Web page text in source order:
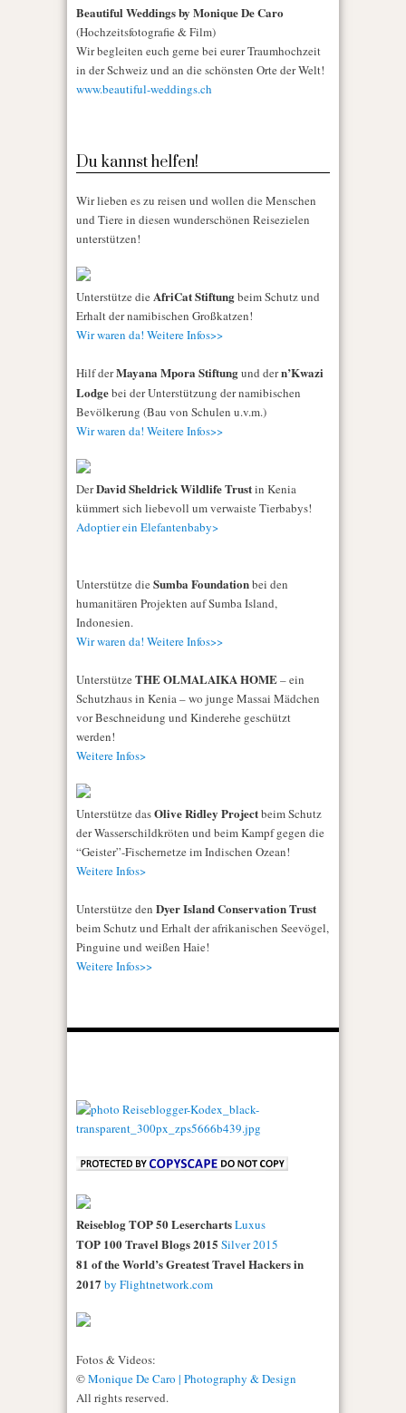
Beautiful Weddings by Monique De Caro
(Hochzeitsfotografie & Film)
Wir begleiten euch gerne bei eurer Traumhochzeit
in der Schweiz und an die schönsten Orte der Welt!
www.beautiful-weddings.ch
Du kannst helfen!
Wir lieben es zu reisen und wollen die Menschen
und Tiere in diesen wunderschönen Reisezielen
unterstützen!
Unterstütze die AfriCat Stiftungbeim Schutz und
Erhalt der namibischen Großkatzen!
Wir waren da! Weitere Infos>>
Hilf derMayana Mpora Stiftungund dern’Kwazi
Lodgebei der Unterstützung der namibischen
Bevölkerung (Bau von Schulen u.v.m.)
Wir waren da! Weitere Infos>>
DerDavid Sheldrick Wildlife Trustin Kenia
kümmert sich liebevoll um verwaiste Tierbabys!
Adoptier ein Elefantenbaby>
Unterstütze die Sumba Foundationbei den
humanitären Projekten auf Sumba Island,
Indonesien.
Wir waren da! Weitere Infos>>
Unterstütze THE OLMALAIKA HOME– ein
Schutzhaus in Kenia – wo junge Massai Mädchen
vor Beschneidung und Kinderehe geschützt
werden!
Weitere Infos>
Unterstütze dasOlive Ridley Projectbeim Schutz
der Wasserschildkröten und beim Kampf gegen die
“Geister”-Fischernetze im Indischen Ozean!
Weitere Infos>
Unterstütze den Dyer Island Conservation Trust
beim Schutz und Erhalt der afrikanischen Seevögel,
Pinguine und weißen Haie!
Weitere Infos>>
Reiseblog TOP 50 LeserchartsLuxus
TOP 100 Travel Blogs 2015 Silver 2015
81 of the World’s Greatest Travel Hackers in
2017 by Flightnetwork.com
Fotos & Videos:
©Monique De Caro | Photography & Design
All rights reserved.